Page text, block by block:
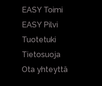
EASY Toimi
EASY Pilvi
Tuotetuki
Tietosuoja
Ota yhteyttä